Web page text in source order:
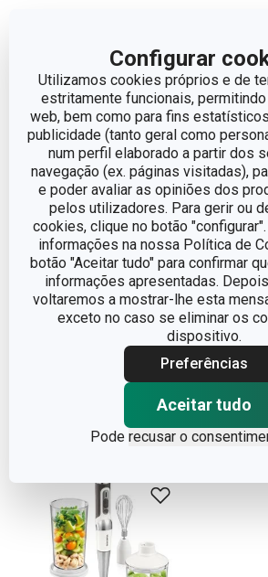
Configurar
Utilizamos cookies próprios e de
estritamente funcionais, permitindo
web, bem como para fins
publicidade (tanto geral como
num perfil elaborado a partir dos
navegação (ex. páginas visitadas),
e poder avaliar as opiniões dos
pelos utilizadores. Para gerir ou
cookies, clique no botão
informações na nossa Política de
botão "Aceitar tudo" para confirmar
informações apresentadas.
voltaremos a mostrar-lhe esta
exceto no caso se eliminar os
dispositivo.
Preferências
Aceitar tudo
Pode recusar o
Coador GrandCHEF
ø 16 cm
Disponível na loja online
grelha
24 x 24
€ 24,90